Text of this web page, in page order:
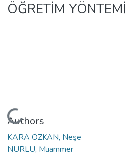
ÖĞRETİM YÖNTEMİ
Loading...
Authors
KARA ÖZKAN, Neşe
NURLU, Muammer